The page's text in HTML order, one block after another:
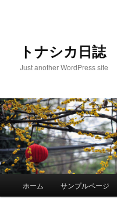
へ
移
動
トナシカ日誌
Just another WordPress site
ホーム サンプルページ